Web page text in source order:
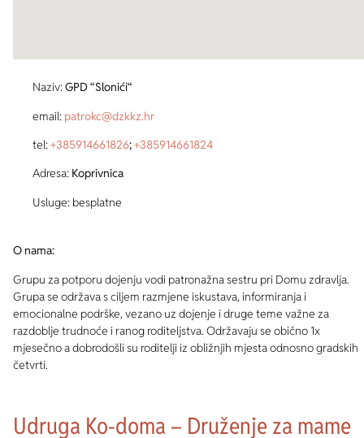
Naziv:GPD “Slonići“
email: patrokc@dzkkz.hr
tel:+385914661826;+385914661824
Adresa: Koprivnica
Usluge: besplatne
O nama:
Grupu za potporu dojenju vodi patronažna sestru pri Domu zdravlja.
Grupa se održava s ciljem razmjene iskustava, informiranja i
emocionalne podrške, vezano uz dojenje i druge teme važne za
razdoblje trudnoće i ranog roditeljstva. Održavaju se obično 1x
mjesečno a dobrodošli su roditelji iz obližnjih mjesta odnosno gradskih
četvrti.
Udruga Ko-doma – Druženje za mame